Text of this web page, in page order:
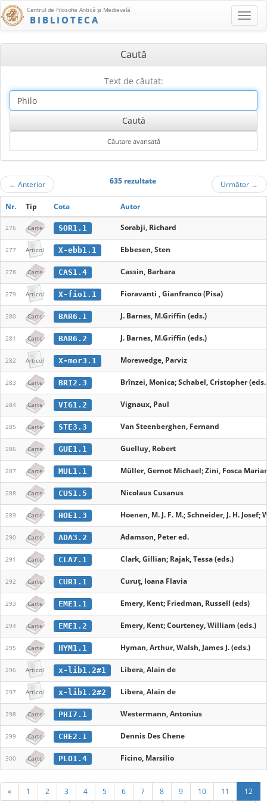
Centrul de Filosofie Antică şi Medievală
BIBLIOTECA
Caută
Text de căutat:
← Anterior 635 rezultate Următor →
Nr. Tip Cota Autor
276 Carte SOR1.1 Sorabji, Richard
277 Articol X-ebb1.1 Ebbesen, Sten
278 Carte CAS1.4 Cassin, Barbara
279 Articol X-fio1.1 Fioravanti , Gianfranco (Pisa)
280 Carte BAR6.1 J. Barnes, M.Griffin (eds.)
281 Carte BAR6.2 J. Barnes, M.Griffin (eds.)
282 Articol X-mor3.1 Morewedge, Parviz
283 Carte BRI2.3 Brînzei, Monica; Schabel, Cristopher
284 Carte VIG1.2 Vignaux, Paul
285 Carte STE3.3 Van Steenberghen, Fernand
286 Carte GUE1.1 Guelluy, Robert
287 Carte MUL1.1 Müller, Gernot Michael; Zini, Fosca
288 Carte CUS1.5 Nicolaus Cusanus
289 Carte HOE1.3 Hoenen, M. J. F. M.; Schneider, J. H. Josef;
290 Carte ADA3.2 Adamson, Peter ed.
291 Carte CLA7.1 Clark, Gillian; Rajak, Tessa (eds.)
292 Carte CUR1.1 Curuț, Ioana Flavia
293 Carte EME1.1 Emery, Kent; Friedman, Russell (eds)
294 Carte EME1.2 Emery, Kent; Courteney, William (eds.)
295 Carte HYM1.1 Hyman, Arthur, Walsh, James J. (eds.)
296 Articol x-lib1.2#1 Libera, Alain de
297 Articol x-lib1.2#2 Libera, Alain de
298 Carte PHI7.1 Westermann, Antonius
299 Carte CHE2.1 Dennis Des Chene
300 Carte PLO1.4 Ficino, Marsilio
« 1 2 3 4 5 6 7 8 9 10 11 12